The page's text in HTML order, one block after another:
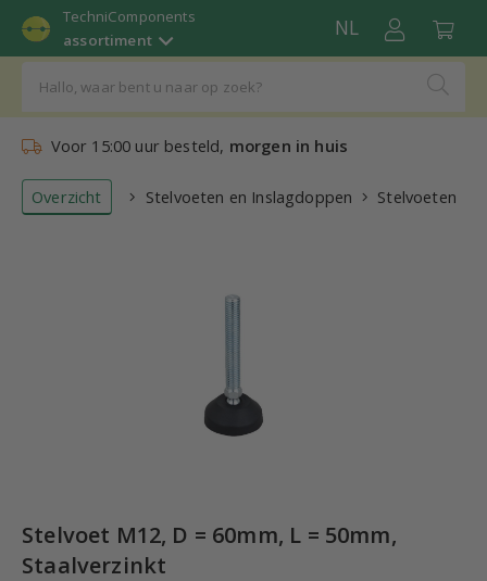
TechniComponents
assortiment
NL
Voor 15:00 uur besteld, morgen in huis
Overzicht Stelvoeten en Inslagdoppen Stelvoeten
Stelvoet M12, D = 60mm, L = 50mm,
Staalverzinkt